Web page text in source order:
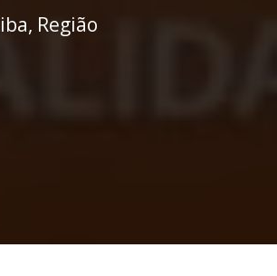
Região